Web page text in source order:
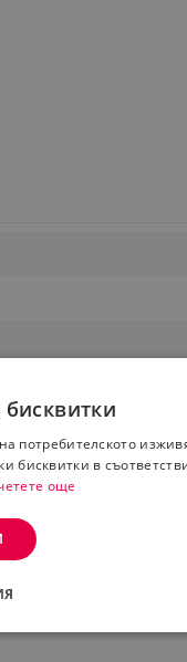
бисквитки
потребителското
бисквитки в
още